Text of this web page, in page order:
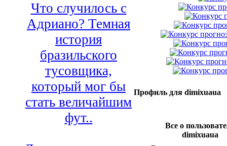
Что случилось с
Адриано? Темная
история
бразильского
тусовщика,
который мог бы
стать величайшим
фут..
Профиль для dimixuaua
Все о
dimixuaua